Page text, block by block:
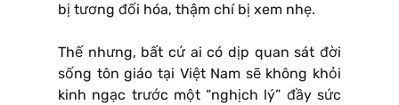
bị tương đối hóa, thậm chí bị xem nhẹ.
Thế nhưng, bất cứ ai có dịp quan sát đời
sống tôn giáo tại Việt Nam sẽ không khỏi
kinh ngạc trước một “nghịch lý” đầy sức